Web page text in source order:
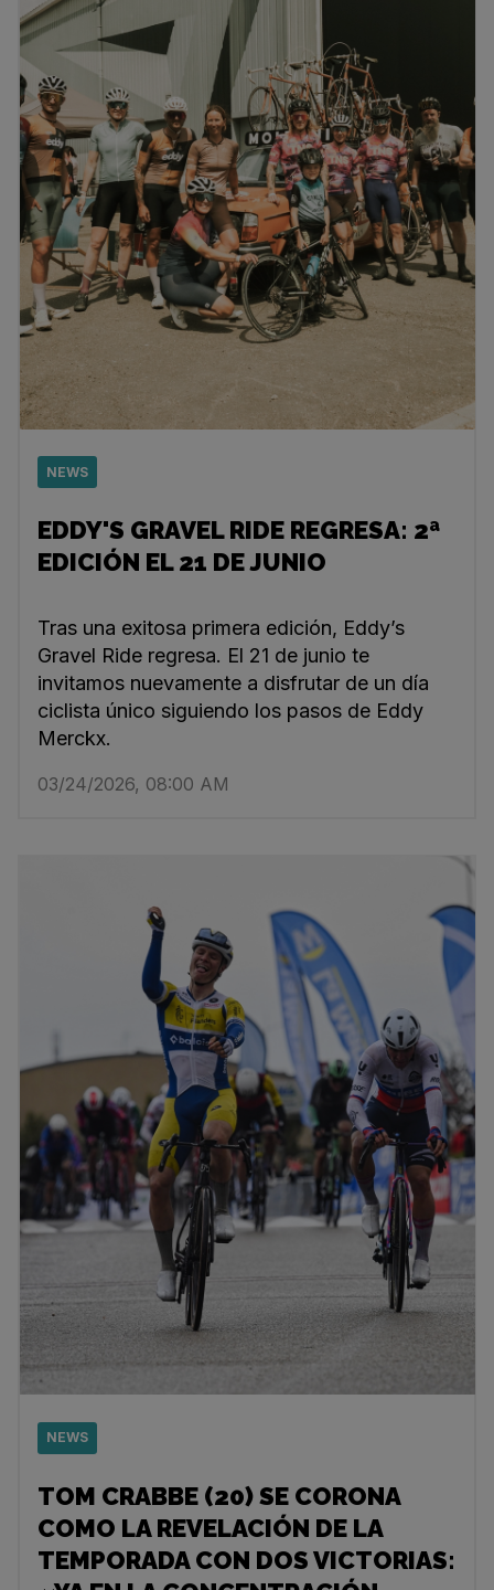
NEWS
EDDY'S GRAVEL RIDE REGRESA: 2ª
EDICIÓN EL 21 DE JUNIO
Tras una exitosa primera edición, Eddy’s
Gravel Ride regresa. El 21 de junio te
invitamos nuevamente a disfrutar de un día
ciclista único siguiendo los pasos de Eddy
Merckx.
03/24/2026, 08:00 AM
NEWS
TOM CRABBE (20) SE CORONA
COMO LA REVELACIÓN DE LA
TEMPORADA CON DOS VICTORIAS: